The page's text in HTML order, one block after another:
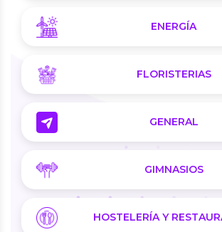
ENERGÍA
FLORISTERIAS
GENERAL
GIMNASIOS
HOSTELERÍA Y